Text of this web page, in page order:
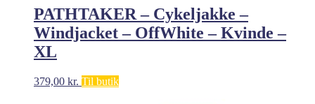
PATHTAKER – Cykeljakke –
Windjacket – OffWhite – Kvinde –
XL
379,00 kr. Til butik